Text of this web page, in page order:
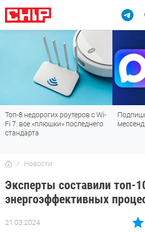
Топ-8 недорогих роутеров с Wi-
Fi 7: все «плюшки» последнего
стандарта
Новости
Эксперты составили топ-
энергоэффективных
21.03.2024
Автор: